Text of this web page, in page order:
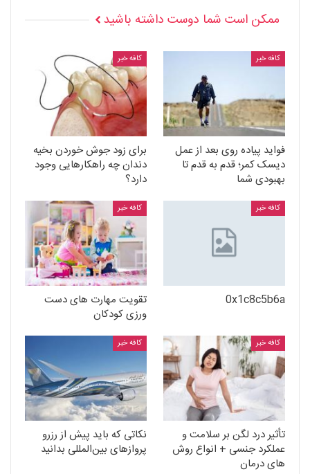
ممکن است شما دوست داشته باشید
کافه خبر
فواید پیاده روی بعد از عمل
دیسک کمر؛ قدم به قدم تا
بهبودی شما
کافه خبر
برای زود جوش خوردن بخیه
دندان چه راهکارهایی وجود
دارد؟
کافه خبر
0x1c8c5b6a
کافه خبر
تقویت مهارت های دست
ورزی کودکان
کافه خبر
تأثیر درد لگن بر سلامت و
عملکرد جنسی + انواع روش
های درمان
کافه خبر
نکاتی که باید پیش از رزرو
پروازهای بین‌المللی بدانید